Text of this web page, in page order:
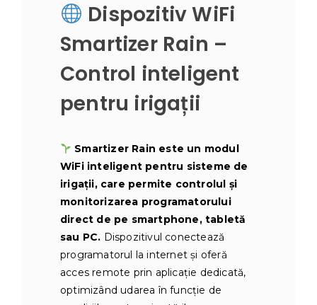
Dispozitiv WiFi
Smartizer Rain –
Control inteligent
pentru irigații
Smartizer Rain este un modul
WiFi inteligent pentru sisteme de
irigații, care permite controlul și
monitorizarea programatorului
direct de pe smartphone, tabletă
sau PC. Dispozitivul conectează
programatorul la internet și oferă
acces remote prin aplicație dedicată,
optimizând udarea în funcție de